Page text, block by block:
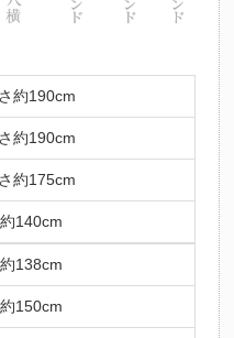
約190cm
約190cm
約175cm
140cm
138cm
150cm